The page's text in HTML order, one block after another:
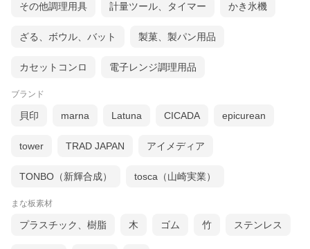
その他調理用具 計量ツール、タイマー かき氷機
ざる、ボウル、バット 製菓、製パン用品
カセットコンロ 電子レンジ調理用品
ブランド
貝印 marna Latuna CICADA epicurean
tower TRAD JAPAN アイメディア
TONBO（新輝合成） tosca（山崎実業）
まな板素材
プラスチック、樹脂 木 ゴム 竹 ステンレス